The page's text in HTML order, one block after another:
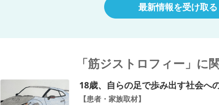
最新情報を受け取る
「筋ジストロフィー」に
18歳、自らの足で歩み出す社会へ
【患者・家族取材】